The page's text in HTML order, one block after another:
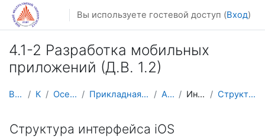
Перейти к основному содержанию
Вы используете гостевой доступ (Вход)
4.1-2 Разработка мобильных
приложений (Д.В. 1.2)
В начало Курсы Осенний семестр Прикладная математика и информатика AM-Mobile Интерфейс iOS Структура интерфейса iOS
Структура интерфейса iOS